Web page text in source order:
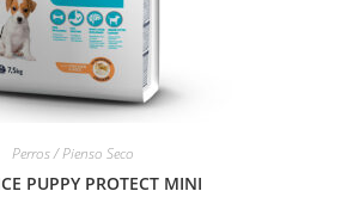
Perros / Pienso Seco
PUPPY PROTECT MINI